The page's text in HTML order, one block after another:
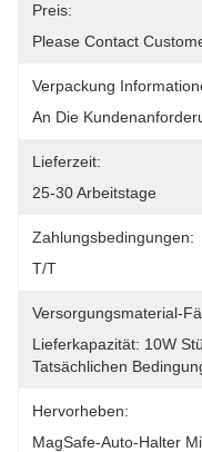
Preis:
Please Contact
Verpackung
An Die
Lieferzeit:
25-30 Arbeitstage
Zahlungsbedingungen:
T/T
Versorgungsmaterial-
Lieferkapazität: 10W
Tatsächlichen
Hervorheben:
MagSafe-Auto-Halter